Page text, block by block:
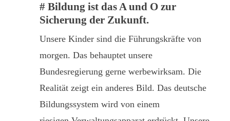
# Bildung ist das A und O zur
Sicherung der Zukunft.
Unsere Kinder sind die Führungskräfte von
morgen. Das behauptet unsere
Bundesregierung gerne werbewirksam. Die
Realität zeigt ein anderes Bild. Das deutsche
Bildungssystem wird von einem